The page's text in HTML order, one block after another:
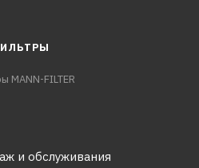
MANN-FILTER
и обслуживания